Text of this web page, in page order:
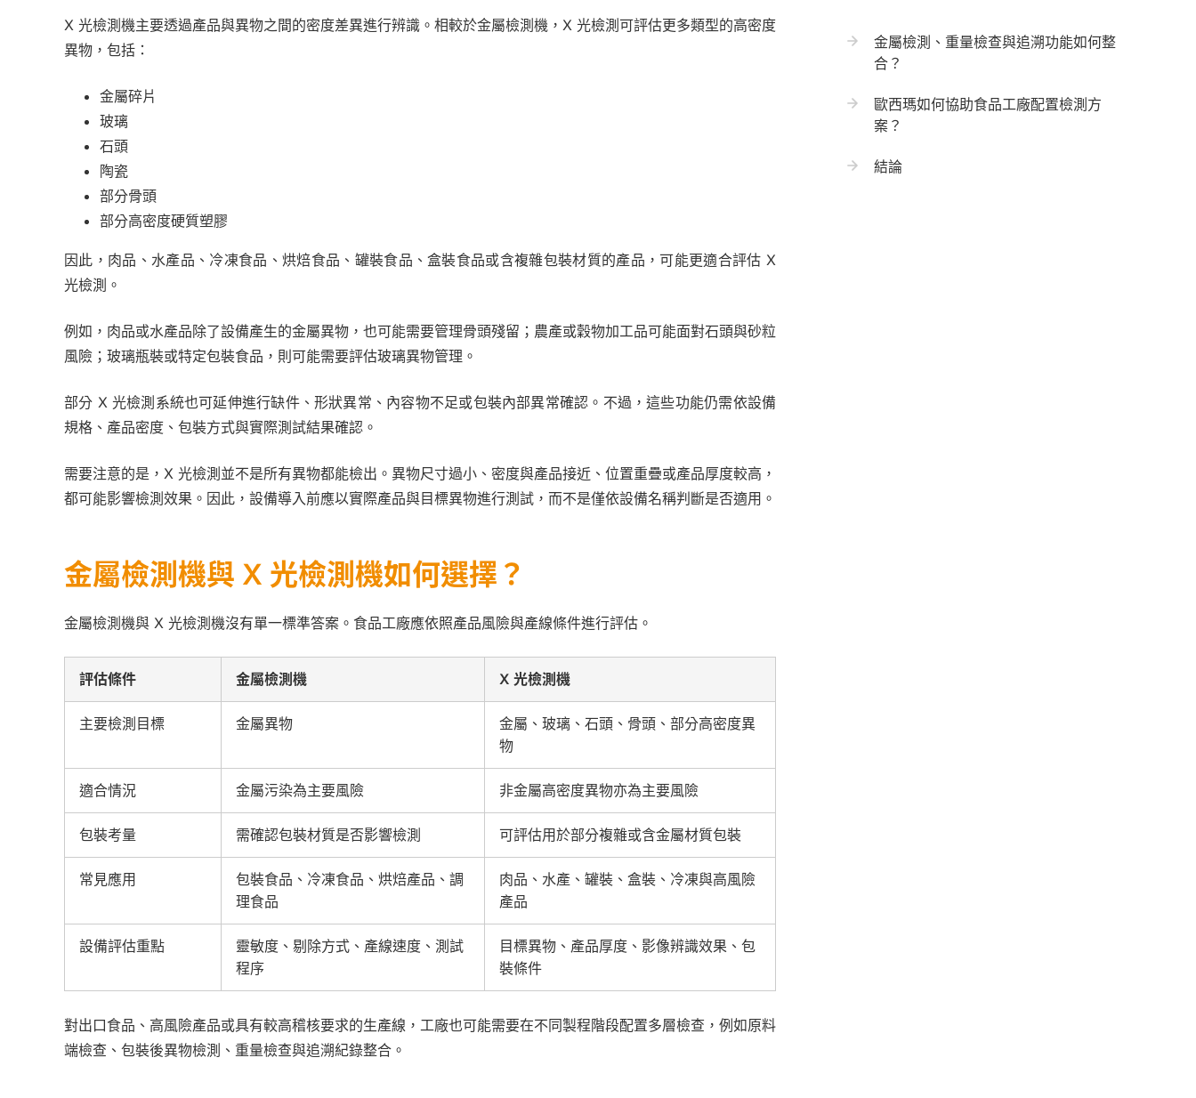
X 光檢測機主要透過產品與異物之間的密度差異進行辨識。相較於金屬檢測機，X 光檢測可評估更多類型的高密度
異物，包括：
金屬碎片
玻璃
石頭
陶瓷
部分骨頭
部分高密度硬質塑膠
因此，肉品、水產品、冷凍食品、烘焙食品、罐裝食品、盒裝食品或含複雜包裝材質的產品，可能更適合評估 X
光檢測。
例如，肉品或水產品除了設備產生的金屬異物，也可能需要管理骨頭殘留；農產或穀物加工品可能面對石頭與砂粒
風險；玻璃瓶裝或特定包裝食品，則可能需要評估玻璃異物管理。
部分 X 光檢測系統也可延伸進行缺件、形狀異常、內容物不足或包裝內部異常確認。不過，這些功能仍需依設備
規格、產品密度、包裝方式與實際測試結果確認。
需要注意的是，X 光檢測並不是所有異物都能檢出。異物尺寸過小、密度與產品接近、位置重疊或產品厚度較高，
都可能影響檢測效果。因此，設備導入前應以實際產品與目標異物進行測試，而不是僅依設備名稱判斷是否適用。
金屬檢測機與 X 光檢測機如何選擇？
金屬檢測機與 X 光檢測機沒有單一標準答案。食品工廠應依照產品風險與產線條件進行評估。
評估條件 金屬檢測機 X 光檢測機
主要檢測目標 金屬異物
金屬、玻璃、石頭、骨頭、部分高密度異
物
適合情況 金屬污染為主要風險 非金屬高密度異物亦為主要風險
包裝考量 需確認包裝材質是否影響檢測 可評估用於部分複雜或含金屬材質包裝
常見應用
包裝食品、冷凍食品、烘焙產品、調
理食品
肉品、水產、罐裝、盒裝、冷凍與高風險
產品
設備評估重點
靈敏度、剔除方式、產線速度、測試
程序
目標異物、產品厚度、影像辨識效果、包
裝條件
對出口食品、高風險產品或具有較高稽核要求的生產線，工廠也可能需要在不同製程階段配置多層檢查，例如原料
端檢查、包裝後異物檢測、重量檢查與追溯紀錄整合。
金屬檢測、重量檢查與追溯功能如何整
合？
歐西瑪如何協助食品工廠配置檢測方
案？
結論